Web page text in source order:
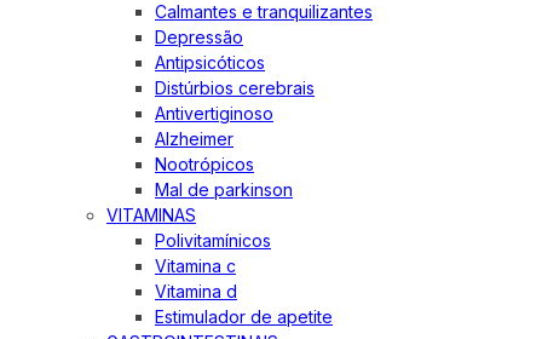
Calmantes e tranquilizantes
Depressão
Antipsicóticos
Distúrbios cerebrais
Antivertiginoso
Alzheimer
Nootrópicos
Mal de parkinson
VITAMINAS
Polivitamínicos
Vitamina c
Vitamina d
Estimulador de apetite